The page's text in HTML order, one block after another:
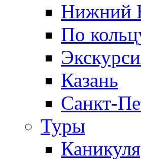
Нижний
По
Казань
Санкт-
Туры